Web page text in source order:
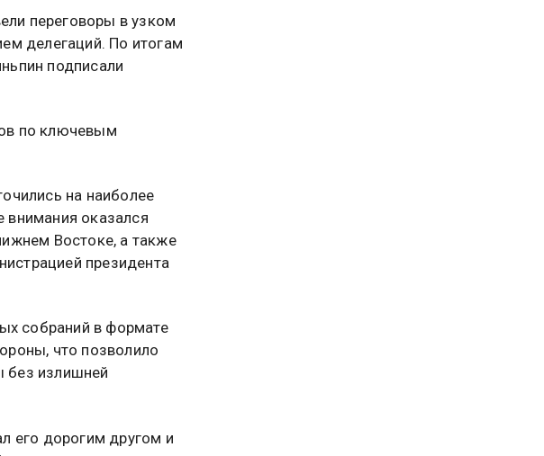
переговоры в узком
делегаций. По итогам
подписали
по ключевым
на наиболее
внимания оказался
Востоке, а также
президента
собраний в формате
что позволило
без излишней
его дорогим другом и